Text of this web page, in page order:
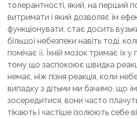
толерантності, який, на перший
витримати і який дозволяє їм
функціонувати, стає досить
більшої небезпеки навіть тоді,
помічає її. Їхній мозок тримає їх у
тому що заспокоює швидка
немає, ніж пізня реакція, коли
випадку з дітьми ми бачимо, що
зосередитися, вони часто
тікають і частіше ізолюють себе